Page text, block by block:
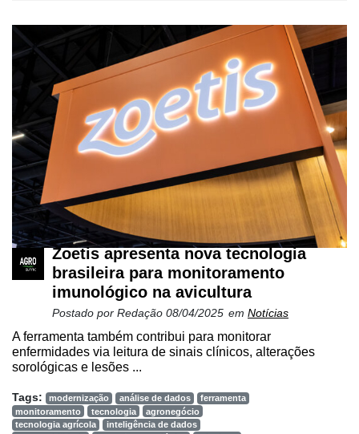
Zoetis apresenta nova tecnologia
brasileira para monitoramento
imunológico na avicultura
Postado por Redação 08/04/2025 em Notícias
A ferramenta também contribui para monitorar
enfermidades via leitura de sinais clínicos, alterações
sorológicas e lesões ...
Tags: modernização análise de dados
ferramenta
monitoramento
tecnologia
agronegócio
tecnologia agrícola
inteligência de dados